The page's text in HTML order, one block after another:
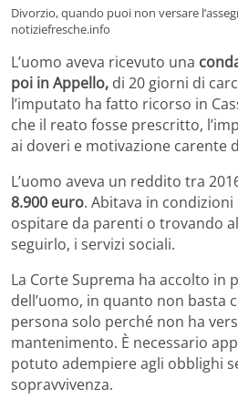
Divorzio, quando puoi non versare
notiziefresche.info
L’uomo aveva ricevuto una
poi in Appello, di 20 giorni di
l’imputato ha fatto ricorso in
che il reato fosse prescritto,
ai doveri e motivazione carente
L’uomo aveva un reddito tra
8.900 euro. Abitava in
ospitare da parenti o trovando
seguirlo, i servizi sociali.
La Corte Suprema ha accolto in
dell’uomo, in quanto non basta
persona solo perché non ha
mantenimento. È necessario
potuto adempiere agli obblighi
sopravvivenza.